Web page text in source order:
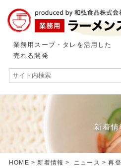
業務用スープ・タレを活用した
売れる開発
新着
HOME >新着情報 > ニュース > 再